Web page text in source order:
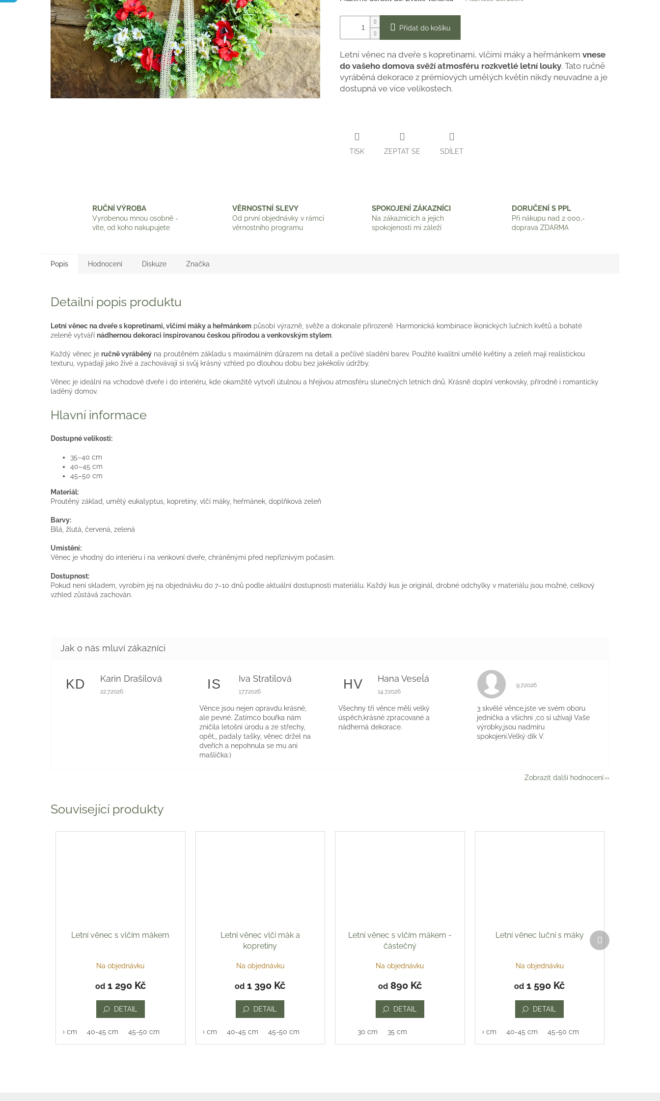
Přidat do košíku
Letní věnec na dveře s kopretinami, vlčími máky a heřmánkem vnese
do vašeho domova svěží atmosféru rozkvetlé letní louky. Tato ručně
vyráběná dekorace z prémiových umělých květin nikdy neuvadne a je
dostupná ve více velikostech.
TISK ZEPTAT SE SDÍLET
RUČNÍ VÝROBA
Vyrobenou mnou osobně -
víte, od koho nakupujete
VĚRNOSTNÍ SLEVY
Od první objednávky v rámci
věrnostního programu
SPOKOJENÍ ZÁKAZNÍCI
Na zákaznících a jejich
spokojenosti mi záleží
DORUČENÍ S PPL
Při nákupu nad 2 000,-
doprava ZDARMA
Související produkty
Letní věnec s vlčím mákem
Na objednávku
od1 290 Kč
DETAIL
35-40 cm 40-45 cm 45-50 cm
Letní věnec vlčí mák a
kopretiny
Na objednávku
od 1 390 Kč
DETAIL
35-40 cm 40-45 cm 45-50 cm
Letní věnec s vlčím mákem -
částečný
Na objednávku
od890 Kč
DETAIL
30 cm 35 cm
Letní věnec luční s máky
Na objednávku
od 1 590 Kč
DETAIL
35-40 cm 40-45 cm 45-50 cm
Další
produkt
Popis Hodnocení Diskuze Značka
Detailní popis produktu
Letní věnec na dveře s kopretinami, vlčími máky a heřmánkem působí výrazně, svěže a dokonale přirozeně. Harmonická kombinace ikonických lučních květů a bohaté
zeleně vytváří nádhernou dekoraci inspirovanou českou přírodou a venkovským stylem.
Každý věnec je ručně vyráběný na proutěném základu s maximálním důrazem na detail a pečlivé sladění barev. Použité kvalitní umělé květiny a zeleň mají realistickou
texturu, vypadají jako živé a zachovávají si svůj krásný vzhled po dlouhou dobu bez jakékoliv údržby.
Věnec je ideální na vchodové dveře i do interiéru, kde okamžitě vytvoří útulnou a hřejivou atmosféru slunečných letních dnů. Krásně doplní venkovsky, přírodně i romanticky
laděný domov.
Hlavní informace
Dostupné velikosti:
35–40 cm
40–45 cm
45–50 cm
Materiál:
Proutěný základ, umělý eukalyptus, kopretiny, vlčí máky, heřmánek, doplňková zeleň
Barvy:
Bílá, žlutá, červená, zelená
Umístění:
Věnec je vhodný do interiéru i na venkovní dveře, chráněnými před nepříznivým počasím.
Dostupnost:
Pokud není skladem, vyrobím jej na objednávku do 7–10 dnů podle aktuální dostupnosti materiálu. Každý kus je originál, drobné odchylky v materiálu jsou možné, celkový
vzhled zůstává zachován.
KD Karin Drašilová
Hodnocení obchodu je 5 z 5 hvězdiček.
22.7.2026 IS Iva Stratilová
Hodnocení obchodu je 5 z 5 hvězdiček.
17.7.2026
Věnce jsou nejen opravdu krásné,
ale pevné. Zatímco bouřka nám
zničila letošní úrodu a ze střechy,
opět,, padaly tašky, věnec držel na
dveřích a nepohnula se mu ani
mašlička:)
HV Hana Veseĺá
Hodnocení obchodu je 5 z 5 hvězdiček.
14.7.2026
Všechny tři věnce měli velký
úspěch,krásné zpracované a
nádherná dekorace.
Hodnocení obchodu je 5 z 5 hvězdiček.
9.7.2026
3 skvělé věnce,jste ve svém oboru
jednička a všichni ,co si užívají Vaše
výrobky,jsou nadmíru
spokojeni.Velký dík V.
Zobrazit další hodnocení